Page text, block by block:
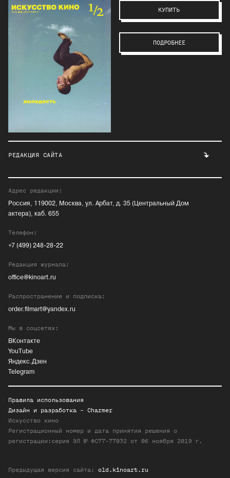
КУПИТЬ
ПОДРОБНЕЕ
РЕДАКЦИЯ САЙТА
Адрес редакции:
Россия, 119002, Москва, ул. Арбат, д. 35 (Центральный Дом
актера), каб. 655
Телефон:
+7 (499) 248-28-22
Редакция журнала:
office@kinoart.ru
Распространение и подписка:
order.filmart@yandex.ru
Мы в соцсетях:
ВКонтакте
YouTube
Яндекс.Дзен
Telegram
Правила использования
Дизайн и разработка - Charmer
Искусство кино
Регистрационный номер и дата принятия решения о
регистрации:серия ЭЛ № ФС77-77032 от 06 ноября 2019 г.
Предыдущая версия сайта: old.kinoart.ru